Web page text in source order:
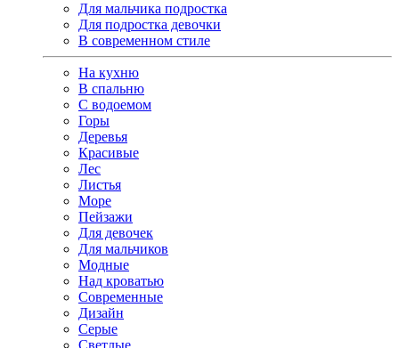
Для мальчика подростка
Для подростка девочки
В современном стиле
На кухню
В спальню
С водоемом
Горы
Деревья
Красивые
Лес
Листья
Море
Пейзажи
Для девочек
Для мальчиков
Модные
Над кроватью
Современные
Дизайн
Серые